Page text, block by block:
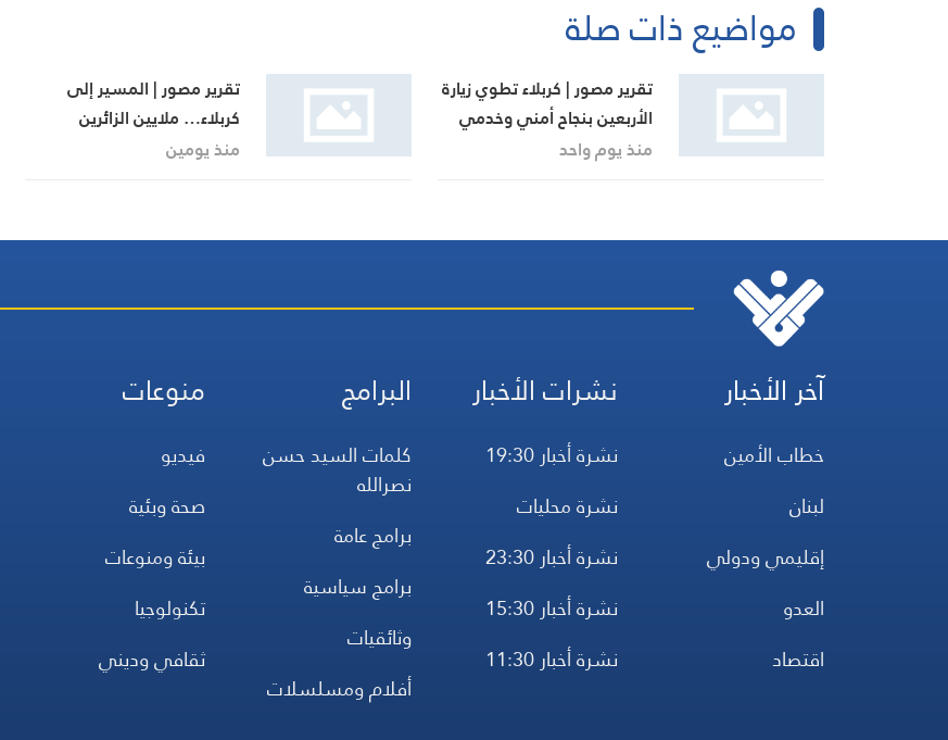
مواضيع ذات صلة
تقرير مصور | كربلاء تطوي زيارة
الأربعين بنجاح أمني وخدمي
منذ يوم واحد
تقرير مصور | المسير إلى
كربلاء… ملايين الزائرين
يجددون العهد في الأربعين
منذ يومين
آخر الأخبار
خطاب الأمين
لبنان
إقليمي ودولي
العدو
اقتصاد
نشرات الأخبار
نشرة أخبار 19:30
نشرة محليات
نشرة أخبار 23:30
نشرة أخبار 15:30
نشرة أخبار 11:30
البرامج
كلمات السيد حسن
نصرالله
برامج عامة
برامج سياسية
وثائقيات
أفلام ومسلسلات
منوعات
فيديو
صحة وبئية
بيئة ومنوعات
تكنولوجيا
ثقافي وديني